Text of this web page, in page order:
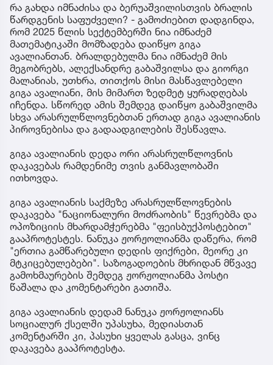
რა გახდა იმნაძისა და ბერუაშვილისთვის ბრალის
წარდგენის საფუძველი? - გამოძიებით დადგინდა,
რომ 2025 წლის სექტემბერში ნია იმნაძემ
მათემატიკაში მომზადება დაიწყო გიგა
ავალიანთან. ბრალდებულმა ნია იმნაძემ მის
მეგობრებს, ალექსანდრე გაბაშვილსა და გიორგი
მალანიას, უთხრა, თითქოს მისი მასწავლებელი
გიგა ავალიანი, მის მიმართ ზედმეტ ყურადღებას
იჩენდა. სწორედ ამის შემდეგ დაიწყო გაბაშვილმა
სხვა არასრულწლოვნებთან ერთად გიგა ავალიანის
პიროვნებისა და გადაადგილების შესწავლა.
გიგა ავალიანის დედა ორი არასრულწლოვნის
დაკავებას რამდენიმე თვის განმავლობაში
ითხოვდა.
გიგა ავალიანის საქმეზე არასრულწლოვნების
დაკავება "ნაციონალური მოძრაობის" წევრებმა და
ოპოზიციის მხარდამჭერებმა "ფეისბუქპოსტებით"
გააპროტესტეს. ნანუკა ჟორჟოლიანმა დაწერა, რომ
"ერთია გამწარებული დედის ფიქრები, მეორე კი
მტკიცებულებები". საზოგადოების მხრიდან მწვავე
გამოხმაურების შემდეგ ჟორჟოლიანმა პოსტი
წაშალა და კომენტარები გათიშა.
გიგა ავალიანის დედამ ნანუკა ჟორჟოლიანს
სოციალურ ქსელში უპასუხა, მედიასთან
კომენტარში კი, პასუხი ყველას გასცა, ვინც
დაკავება გააპროტესტა.